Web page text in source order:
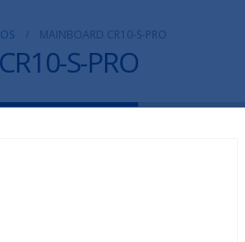
MAINBOARD CR10-S-PRO
S-PRO